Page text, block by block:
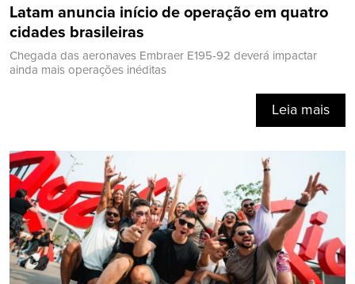
Latam anuncia início de operação em quatro
cidades brasileiras
Chegada das aeronaves Embraer E195-92 deverá impactar
ainda mais operações inéditas
Leia mais